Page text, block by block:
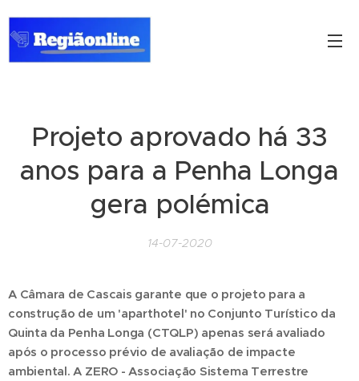
Projeto aprovado há 33
anos para a Penha Longa
gera polémica
14-07-2020
A Câmara de Cascais garante que o projeto para a
construção de um 'aparthotel' no Conjunto Turístico da
Quinta da Penha Longa (CTQLP) apenas será avaliado
após o processo prévio de avaliação de impacte
ambiental. A ZERO - Associação Sistema Terrestre